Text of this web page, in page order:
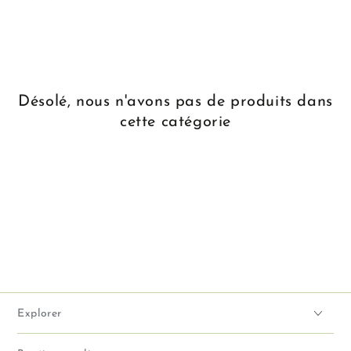
Désolé, nous n'avons pas de produits dans
cette catégorie
Explorer